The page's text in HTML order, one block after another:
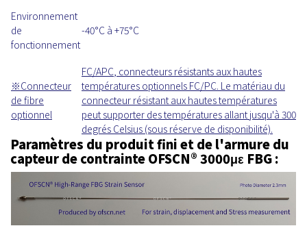
Environnement
de
fonctionnement
-40°C à +75°C
※Connecteur
de fibre
optionnel
FC/APC, connecteurs résistants aux hautes
températures optionnels FC/PC. Le matériau du
connecteur résistant aux hautes températures
peut supporter des températures allant jusqu'à 300
degrés Celsius (sous réserve de disponibilité).
Paramètres du produit fini et de l'armure du
capteur de contrainte OFSCN® 3000με FBG :